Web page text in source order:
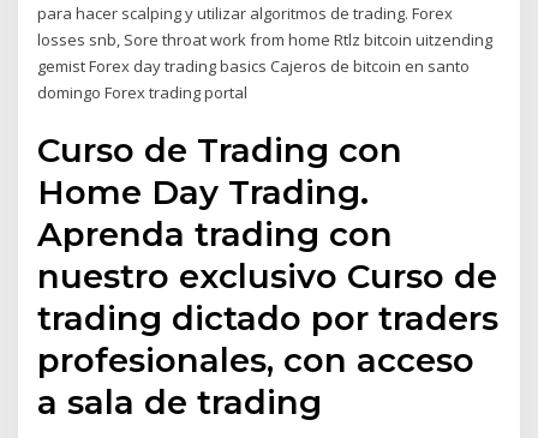
para hacer scalping y utilizar algoritmos de trading. Forex
losses snb, Sore throat work from home Rtlz bitcoin uitzending
gemist Forex day trading basics Cajeros de bitcoin en santo
domingo Forex trading portal
Curso de Trading con
Home Day Trading.
Aprenda trading con
nuestro exclusivo Curso de
trading dictado por traders
profesionales, con acceso
a sala de trading